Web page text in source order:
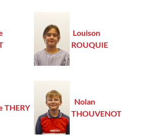
Louison
ROUQUIE
THERY
Nolan
THOUVENOT